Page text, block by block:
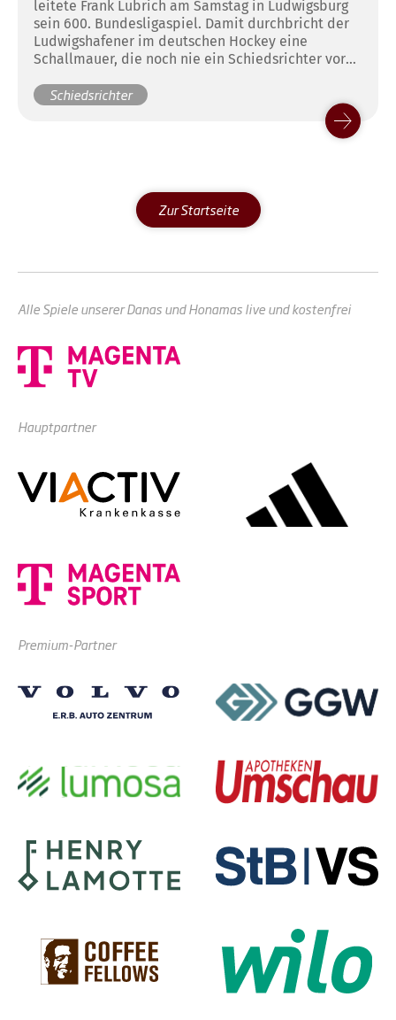
leitete Frank Lubrich am Samstag in Ludwigsburg
sein 600. Bundesligaspiel. Damit durchbricht der
Ludwigshafener im deutschen Hockey eine
Schallmauer, die noch nie ein Schiedsrichter vor
Schiedsrichter
Zur Startseite
Alle Spiele unserer Danas und Honamas live und kostenfrei
Hauptpartner
Premium-Partner